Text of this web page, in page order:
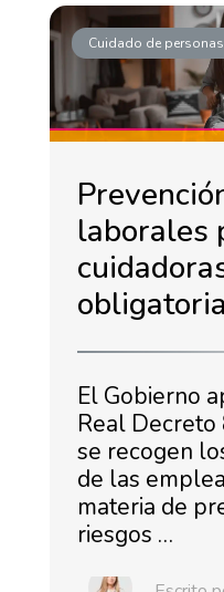
Cuidado de
laborales
obligatoria
El Gobierno
Real
se recogen
de las
materia de
riesgos …